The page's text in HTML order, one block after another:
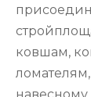
ковшам,